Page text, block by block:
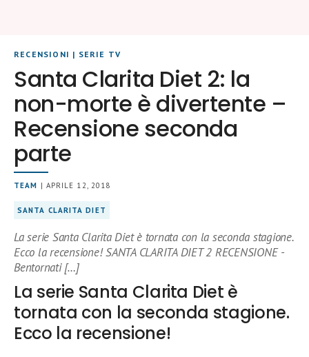
RECENSIONI | SERIE TV
Santa Clarita Diet 2: la
non-morte è divertente –
Recensione seconda
parte
TEAM | APRILE 12, 2018
SANTA CLARITA DIET
La serie Santa Clarita Diet è tornata con la seconda stagione.
Ecco la recensione! SANTA CLARITA DIET 2 RECENSIONE -
Bentornati […]
La serie Santa Clarita Diet è
tornata con la seconda stagione.
Ecco la recensione!